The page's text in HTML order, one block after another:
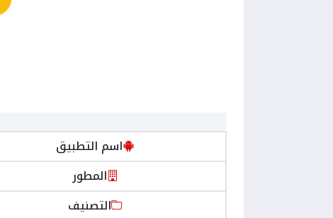
اسم التطبيق
المطور
التصنيف